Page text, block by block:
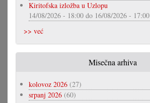
Kiritofska izložba u Uzlopu
14/08/2026 - 18:00 do 16/08/2026 - 17:00
>> već
Misečna arhiva
kolovoz 2026 (27)
srpanj 2026 (60)